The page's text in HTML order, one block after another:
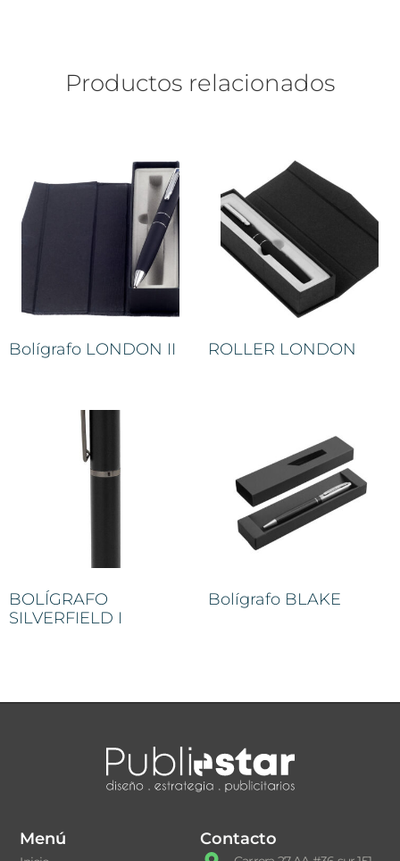
Productos relacionados
Bolígrafo LONDON II ROLLER LONDON
BOLÍGRAFO
SILVERFIELD I
Bolígrafo BLAKE
Menú Contacto